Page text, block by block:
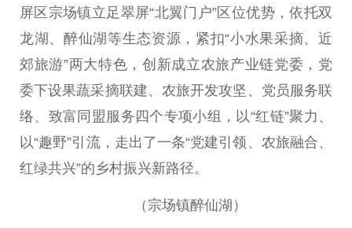
屏区宗场镇立足翠屏“北翼门户”区位优势，依托双
龙湖、醉仙湖等生态资源，紧扣“小水果采摘、 近
郊旅游”两大特色，创新成立农旅产业链党委，党
委下设果蔬采摘联建、农旅开发攻坚、党员服务联
络、 致富 同盟服务四个专项小组，以“红链”聚力、
以“趣野”引流，走出了一条“党建引领、农旅融合、
红绿共兴”的 乡村振兴新路径。
（宗场镇醉仙湖）